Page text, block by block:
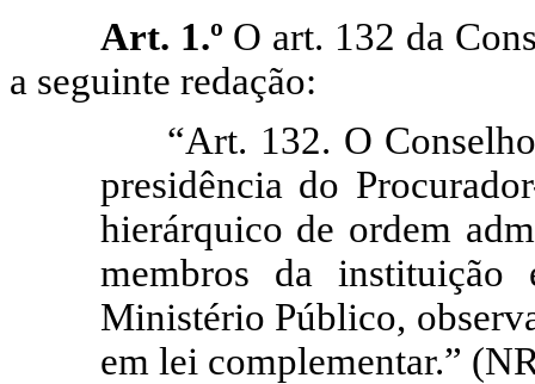
Art. 1.º O art. 132 da
a seguinte redação:
“Art. 132. O
presidência do
hierárquico de ordem
membros da
Ministério Público,
em lei complementar.”